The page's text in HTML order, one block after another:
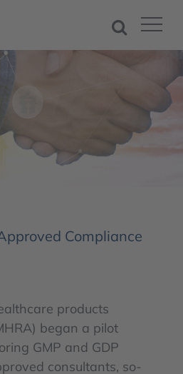
Compliance
products
began a pilot
GMP and GDP
consultants, so-